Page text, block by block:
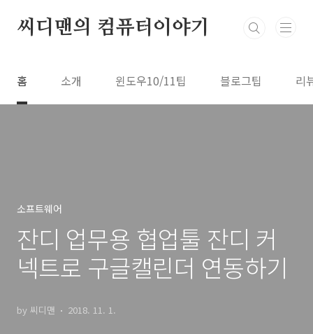
씨디맨의 컴퓨터이야기
홈 소개 윈도우10/11팁 블로그팁 리
소프트웨어
잔디 업무용 협업툴 잔디 커
넥트로 구글캘린더 연동하기
by 씨디맨 2018. 11. 1.